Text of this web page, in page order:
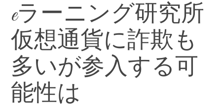
eラーニング研究所
仮想通貨に詐欺も
多いが参入する可
能性は